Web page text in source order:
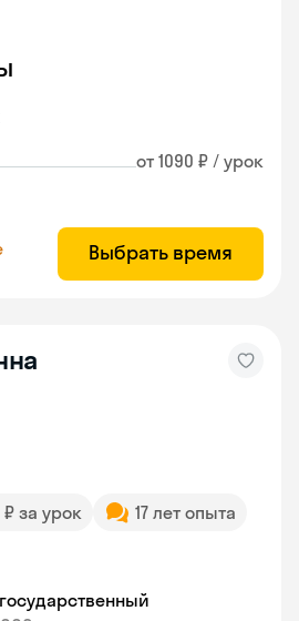
от 1090 ₽ / урок
Выбрать время
₽ за урок
17 лет опыта